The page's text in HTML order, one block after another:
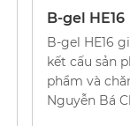
B-gel HE16
B-gel HE16
kết cấu sản
phẩm và
Nguyễn Bá